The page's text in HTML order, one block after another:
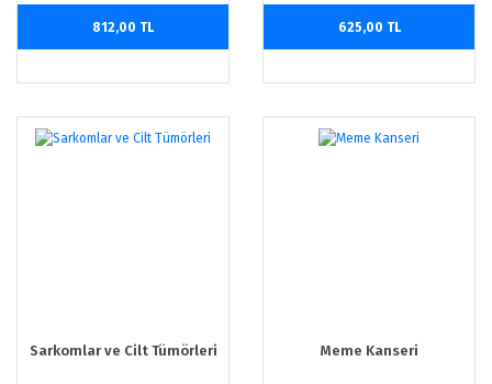
812,00 TL 625,00 TL
Sarkomlar ve Cilt Tümörleri Meme Kanseri